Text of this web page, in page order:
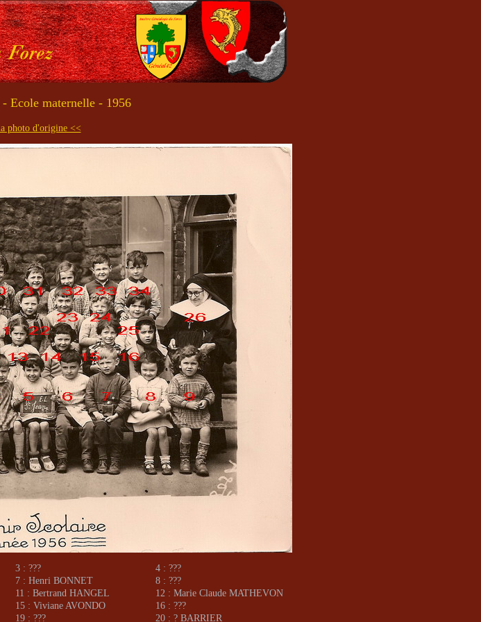
- Ecole maternelle - 1956
photo d'origine <<
3 : ???
4 : ???
7 : Henri BONNET
8 : ???
11 : Bertrand HANGEL
12 : Marie Claude MATHEVON
15 : Viviane AVONDO
16 : ???
19 : ??? 20 : ? BARRIER